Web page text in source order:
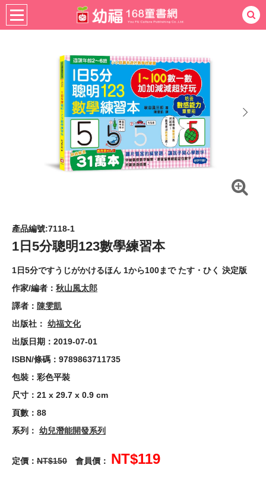
熱門：忍者兔ㄅㄆㄇ學習
手指按按拼圖練習本積木
3D立體書繪本讀本
書籍分齡 適用年齡 4-6歲
next
產品編號:7118-1
1日5分聰明123數學練習本
1日5分ですうじがかけるほん 1から100まで たす・ひく 決定版
作家/編者： 秋山風太郎
譯者： 陳雯凱
出版社： 幼福文化
出版日期：2019-07-01
ISBN/條碼：9789863711735
包裝：彩色平裝
尺寸：21 x 29.7 x 0.9 cm
頁數：88
系列： 幼兒潛能開發系列
定價： NT$150 會員價： NT$119